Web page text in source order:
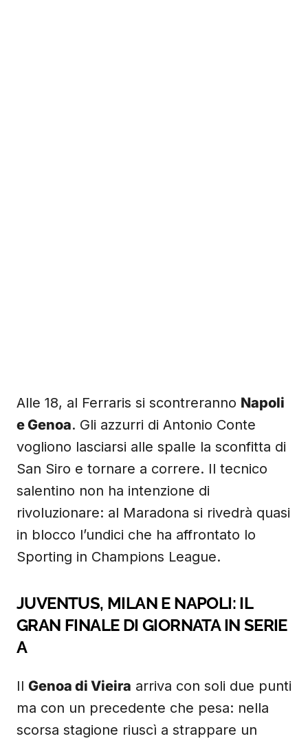
Alle 18, al Ferraris si scontreranno Napoli
e Genoa. Gli azzurri di Antonio Conte
vogliono lasciarsi alle spalle la sconfitta di
San Siro e tornare a correre. Il tecnico
salentino non ha intenzione di
rivoluzionare: al Maradona si rivedrà quasi
in blocco l’undici che ha affrontato lo
Sporting in Champions League.
JUVENTUS, MILAN E NAPOLI: IL
GRAN FINALE DI GIORNATA IN SERIE
A
Il Genoa di Vieira arriva con soli due punti
ma con un precedente che pesa: nella
scorsa stagione riuscì a strappare un